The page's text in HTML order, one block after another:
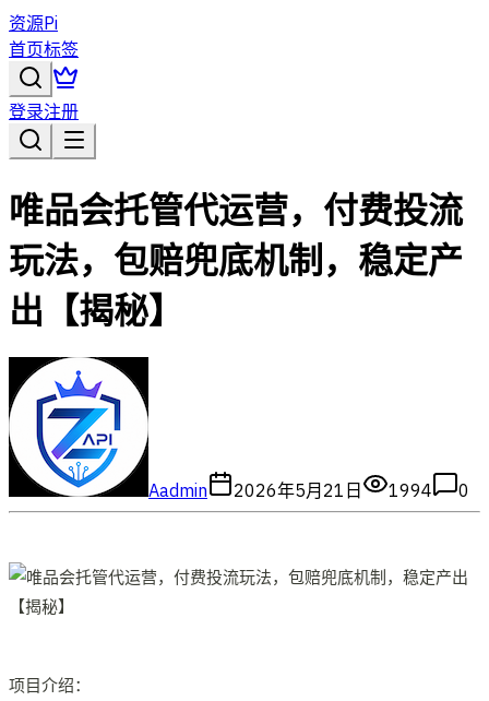
资源Pi
首页标签
登录注册
唯品会托管代运营，付费投流
玩法，包赔兜底机制，稳定产
出【揭秘】
Aadmin 2026年5月21日 1994 0
项目介绍：